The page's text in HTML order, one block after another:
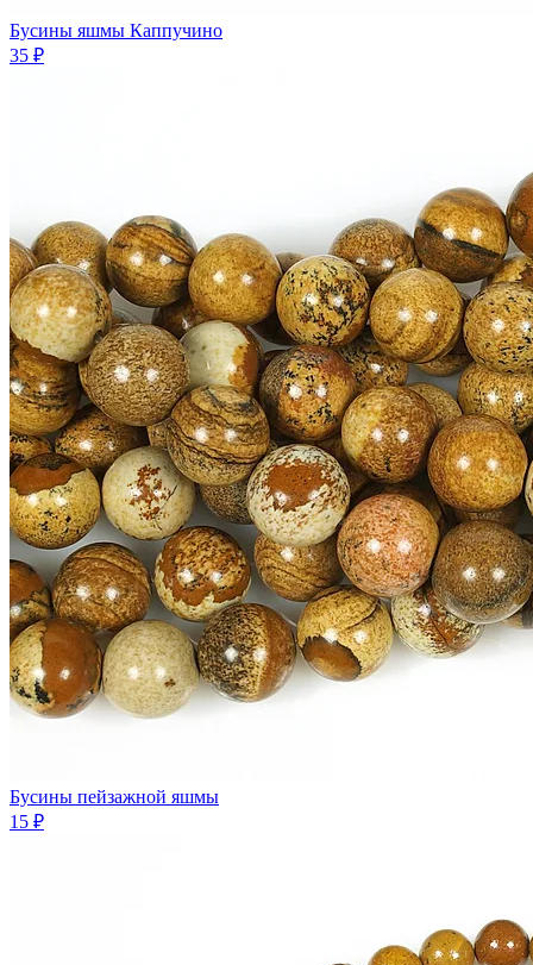
Бусины яшмы Каппучино
35 ₽
Бусины пейзажной яшмы
15 ₽